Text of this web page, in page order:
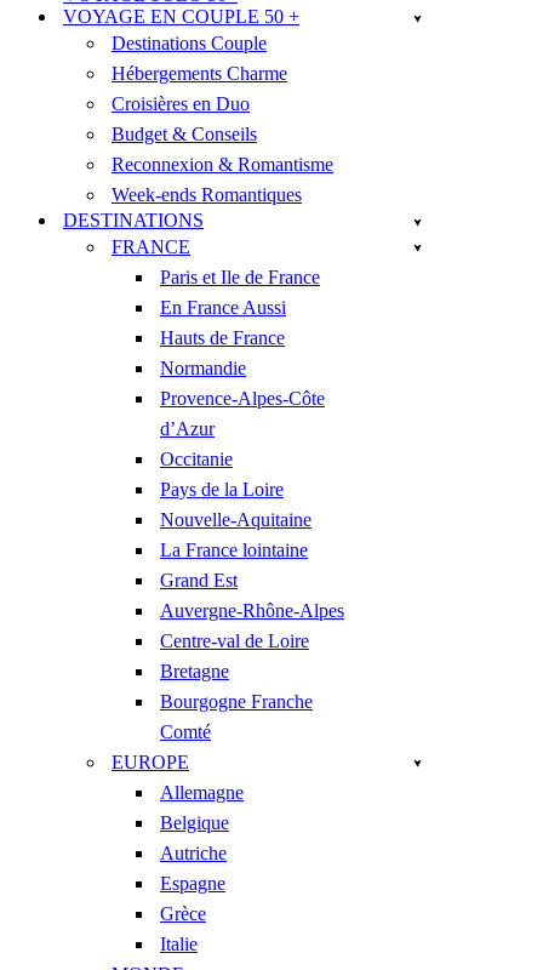
VOYAGE EN COUPLE 50 +
Destinations Couple
Hébergements Charme
Croisières en Duo
Budget & Conseils
Reconnexion & Romantisme
Week-ends Romantiques
DESTINATIONS
FRANCE
Paris et Ile de France
En France Aussi
Hauts de France
Normandie
Provence-Alpes-Côte
d’Azur
Occitanie
Pays de la Loire
Nouvelle-Aquitaine
La France lointaine
Grand Est
Auvergne-Rhône-Alpes
Centre-val de Loire
Bretagne
Bourgogne Franche
Comté
EUROPE
Allemagne
Belgique
Autriche
Espagne
Grèce
Italie